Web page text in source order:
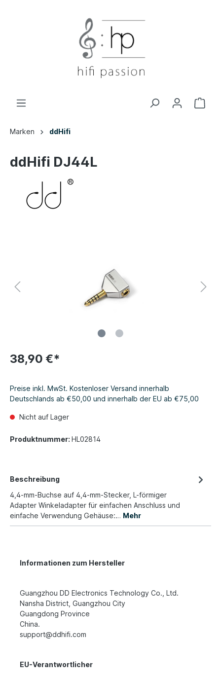
Marken ddHifi
ddHifi DJ44L
38,90 €*
Preise inkl. MwSt. Kostenloser Versand innerhalb
Deutschlands ab €50,00 und innerhalb der EU ab €75,00
Nicht auf Lager
Produktnummer: HL02814
Beschreibung
4,4-mm-Buchse auf 4,4-mm-Stecker, L-förmiger
Adapter Winkeladapter für einfachen Anschluss und
einfache Verwendung Gehäuse:… Mehr
Informationen zum Hersteller
Guangzhou DD Electronics Technology Co., Ltd.
Nansha District, Guangzhou City
Guangdong Province
China.
support@ddhifi.com
EU-Verantwortlicher